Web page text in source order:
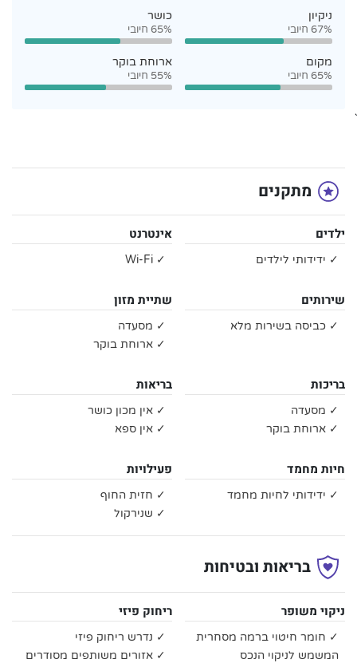
ניקיון
67% חיובי
כושר
65% חיובי
מקום
65% חיובי
ארוחת בוקר
55% חיובי
`
מתקנים
ילדים
✓ ידידותי לילדים
אינטרנט
✓ Wi-Fi
שירותים
✓ כביסה בשירות מלא
שתיית מזון
✓ מסעדה
✓ ארוחת בוקר
בריכות
✓ מסעדה
✓ ארוחת בוקר
בריאות
✓ אין מכון כושר
✓ אין ספא
חיות מחמד
✓ ידידותי לחיות מחמד
פעילויות
✓ חזית החוף
✓ שנירקול
בריאות ובטיחות
ניקוי משופר
✓ חומר חיטוי ברמה מסחרית
המשמש לניקוי הנכס
ריחוק פיזי
✓ נדרש ריחוק פיזי
✓ אזורים משותפים מסודרים